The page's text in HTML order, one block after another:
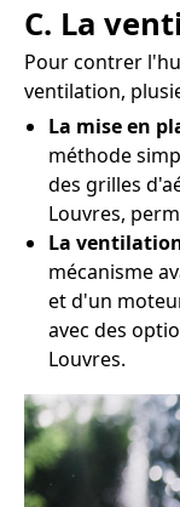
C. La
Pour contrer
ventilation,
La mise en
méthode
des grilles
Louvres,
La
mécanisme
et d'un
avec des
Louvres.